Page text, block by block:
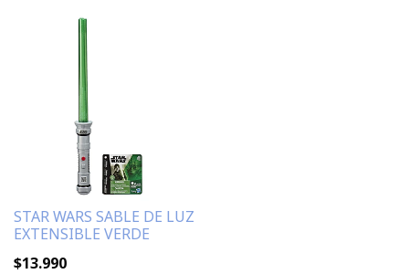
STAR WARS SABLE DE LUZ
EXTENSIBLE VERDE
$13.990